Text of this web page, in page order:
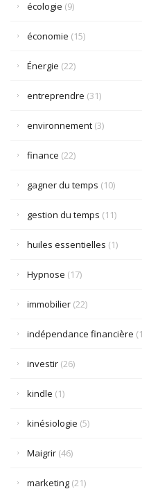
écologie (9)
économie (15)
Énergie (22)
entreprendre (31)
environnement (3)
finance (22)
gagner du temps (10)
gestion du temps (11)
huiles essentielles (1)
Hypnose (17)
immobilier (22)
indépendance financière
investir (26)
kindle (1)
kinésiologie (5)
Maigrir (46)
marketing (21)